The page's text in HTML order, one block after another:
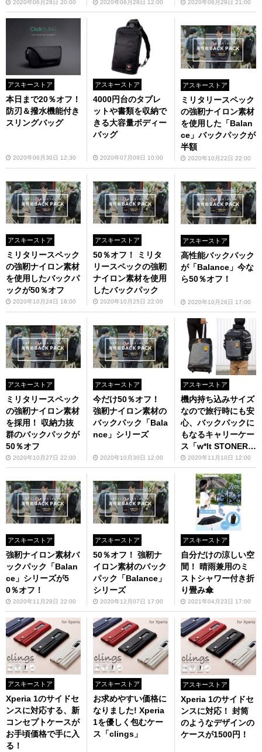
2020年06月28日 20:00 2020年06月28日 12:00 2020年06月29日 21:00
アスキーストア
本日まで20％オフ！
防刃＆撥水機能付き
スリングバッグ
2020年06月30日 12:30
アスキーストア
4000円台のタブレ
ットや書類を収納で
きる大容量ボディー
バッグ
2020年07月09日 10:00
アスキーストア
ミリタリースペック
の強靭ナイロン素材
を使用した「Balan
ce」バックパックが
半額
2020年10月22日 22:00
アスキーストア
ミリタリースペック
の強靭ナイロン素材
を使用したバックパ
ックが50％オフ
2020年10月24日 18:00
アスキーストア
50％オフ！ ミリタ
リースペックの強靭
ナイロン素材を使用
したバックパック
2020年10月25日 22:00
アスキーストア
高性能バックパック
が「Balance」今な
ら50％オフ！
2020年10月26日 17:00
アスキーストア
ミリタリースペック
の強靭ナイロン素材
を採用！ 収納力抜
群のバックパックが
50％オフ
2020年10月27日 22:00
アスキーストア
今だけ50％オフ！
強靭ナイロン素材の
バックパック「Bala
nce」シリーズ
2020年10月30日 12:00
アスキーストア
機内持ち込みサイズ
なので旅行時にも安
心、バックパックに
もなるキャリーケー
ス「w*lt STONER 2
WAYリュックキャリ
ー21L」が7590円
2020年11月10日 12:00
アスキーストア
強靭ナイロン素材バ
ックパック「Balan
ce」シリーズが5
0％オフ！
2020年11月29日 22:00
アスキーストア
50％オフ！ 強靭ナ
イロン素材のバック
パック「Balance」
シリーズ
2020年12月07日 17:00
アスキーストア
自分だけの涼しい空
間！ 晴雨兼用のミ
ストシャワー付き折
り畳み傘
2021年04月23日 17:00
アスキーストア
Xperia 1のサイドセ
ンスに対応する、新
コンセプトケースが
お手頃価格で手に入
る！
アスキーストア
お求めやすい価格に
なりました! Xperia
1を優しく包むケー
ス「clings」
アスキーストア
Xperia 1のサイドセ
ンスに対応！ 封筒
のようなデザインの
ケースが1500円！